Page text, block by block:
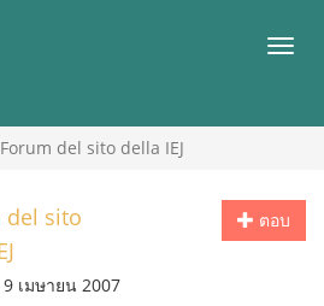
เมนู
Forum del sito della IEJ
ตอบ
del sito
9 เมษายน 2007